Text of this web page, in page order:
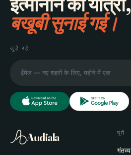
इत्मीनान की यात्रा,
बखूबी सुनाई गई।
जुड़े रहें
Audiala घूमें
गंतव्य